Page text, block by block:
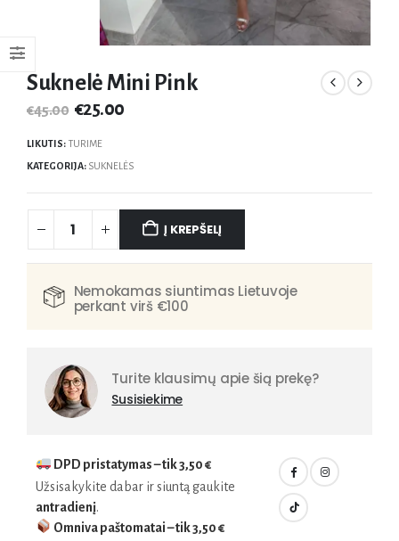
Suknelė Mini Pink
€45.00 €25.00
LIKUTIS: TURIME
KATEGORIJA: SUKNELĖS
Į KREPŠELĮ
Nemokamas siuntimas Lietuvoje
perkant virš €100
Turite klausimų apie šią prekę?
Susisiekime
DPD pristatymas – tik3,50 €
Užsisakykite dabar ir siuntą gaukite
antradienį.
Omniva paštomatai – tik3,50 €